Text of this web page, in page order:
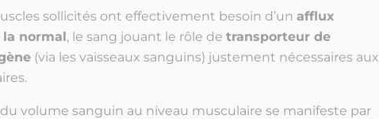
sollicités ont effectivement besoin d’un afflux
normal, le sang jouant le rôle de transporteur de
(via les vaisseaux sanguins) justement nécessaires aux
volume sanguin au niveau musculaire se manifeste par